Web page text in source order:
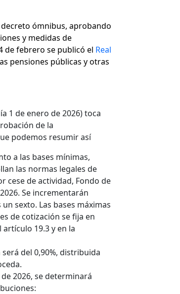
ómnibus, aprobando
y medidas de
de febrero se publicó el Real
pensiones públicas y otras
1 de enero de 2026) toca
de la
podemos resumir así
a las bases mínimas,
las normas legales de
cese de actividad, Fondo de
Se incrementarán
sexto. Las bases máximas
de cotización se fija en
19.3 y en la
será del 0,90%, distribuida
2026, se determinará